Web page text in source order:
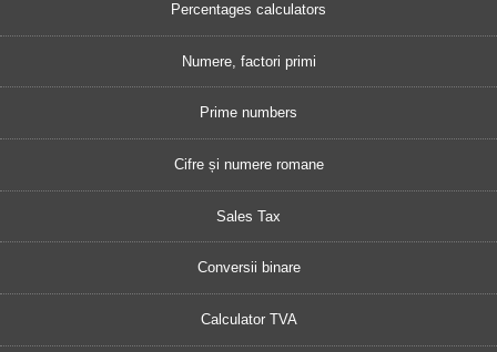
Percentages calculators
Numere, factori primi
Prime numbers
Cifre și numere romane
Sales Tax
Conversii binare
Calculator TVA